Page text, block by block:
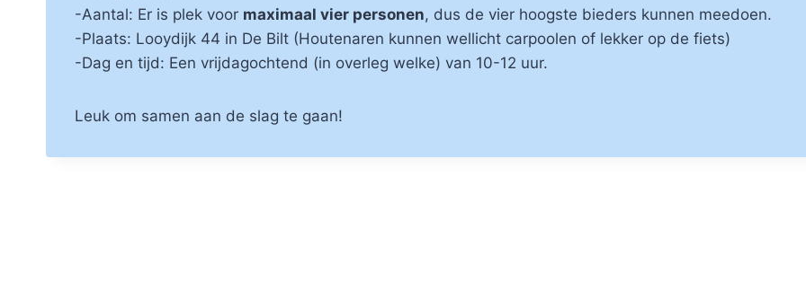
-Aantal: Er is plek voor maximaal vier personen, dus de vier hoogste bieders kunnen meedoen.
-Plaats: Looydijk 44 in De Bilt (Houtenaren kunnen wellicht carpoolen of lekker op de fiets)
-Dag en tijd: Een vrijdagochtend (in overleg welke) van 10-12 uur.
Leuk om samen aan de slag te gaan!